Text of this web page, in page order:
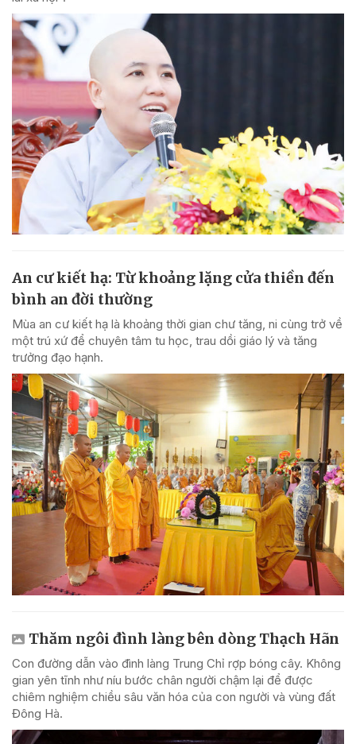
An cư kiết hạ: Từ khoảng lặng cửa thiền đến
bình an đời thường
Mùa an cư kiết hạ là khoảng thời gian chư tăng, ni cùng trở về
một trú xứ để chuyên tâm tu học, trau dồi giáo lý và tăng
trưởng đạo hạnh.
Thăm ngôi đình làng bên dòng Thạch Hãn
Con đường dẫn vào đình làng Trung Chỉ rợp bóng cây. Không
gian yên tĩnh như níu bước chân người chậm lại để được
chiêm nghiệm chiều sâu văn hóa của con người và vùng đất
Đông Hà.